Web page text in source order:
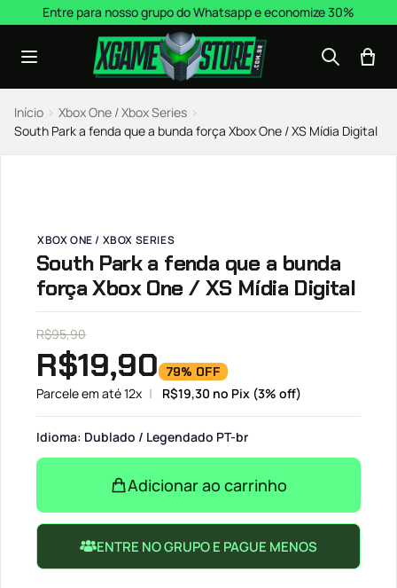
Pular para o conteúdo
Entre para nosso grupo do Whatsapp e economize 30%
Início › Xbox One / Xbox Series ›
South Park a fenda que a bunda força Xbox One / XS Mídia Digital
XBOX ONE / XBOX SERIES
South Park a fenda que a bunda
força Xbox One / XS Mídia Digital
R$95,90
R$19,90 79% OFF
Parcele em até 12x R$19,30 no Pix (3% off)
Idioma: Dublado / Legendado PT-br
Adicionar ao carrinho
ENTRE NO GRUPO E PAGUE MENOS